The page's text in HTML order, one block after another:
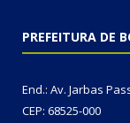
PREFEITURA DE
End.: Av. Jarbas
CEP: 68525-000